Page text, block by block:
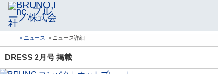
> ニュース > ニュース詳細
DRESS 2月号 掲載